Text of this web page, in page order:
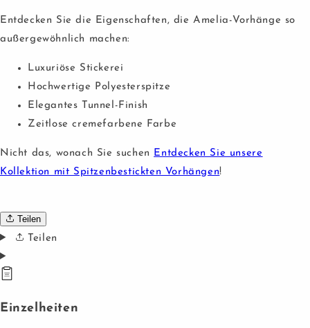
Entdecken Sie die Eigenschaften, die Amelia-Vorhänge so
außergewöhnlich machen:
Luxuriöse Stickerei
Hochwertige Polyesterspitze
Elegantes Tunnel-Finish
Zeitlose cremefarbene Farbe
Nicht das, wonach Sie suchen
Entdecken Sie unsere
Kollektion mit Spitzenbestickten Vorhängen!
Teilen
Teilen
Einzelheiten